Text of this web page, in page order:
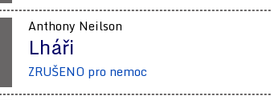
Anthony Neilson
Lháři
ZRUŠENO pro nemoc